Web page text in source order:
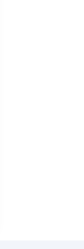
родителей. С ним